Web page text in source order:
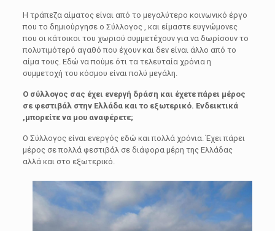
Η τράπεζα αίματος είναι από το μεγαλύτερο κοινωνικό έργο
που το δημιούργησε ο Σύλλογος , και είμαστε ευγνώμονες
που οι κάτοικοι του χωριού συμμετέχουν για να δωρίσουν το
πολυτιμότερό αγαθό που έχουν και δεν είναι άλλο από το
αίμα τους. Εδώ να πούμε ότι τα τελευταία χρόνια η
συμμετοχή του κόσμου είναι πολύ μεγάλη.
Ο σύλλογος σας έχει ενεργή δράση και έχετε πάρει μέρος
σε φεστιβάλ στην Ελλάδα και το εξωτερικό. Ενδεικτικά
,μπορείτε να μου αναφέρετε;
Ο Σύλλογος είναι ενεργός εδώ και πολλά χρόνια. Έχει πάρει
μέρος σε πολλά φεστιβάλ σε διάφορα μέρη της Ελλάδας
αλλά και στο εξωτερικό.